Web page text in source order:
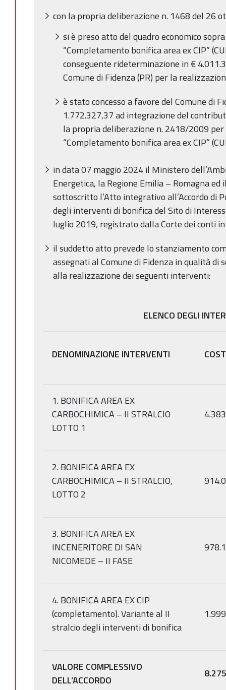
con la propria deliberazione n. 1468 del 26
si è preso atto del quadro economico
“Completamento bonifica area ex CIP”
conseguente rideterminazione in €
Comune di Fidenza (PR) per la
è stato concesso a favore del Comune di
1.772.327,37 ad integrazione del
la propria deliberazione n. 2418/2009
“Completamento bonifica area ex CIP”
in data 07 maggio 2024 il Ministero
Energetica, la Regione Emilia – Romagna ed
sottoscritto l’Atto integrativo all’Accordo di
degli interventi di bonifica del Sito di
luglio 2019, registrato dalla Corte dei conti
il suddetto atto prevede lo stanziamento
assegnati al Comune di Fidenza in qualità
alla realizzazione dei seguenti interventi:
ELENCO DEGLI
DENOMINAZIONE INTERVENTI
1. BONIFICA AREA EX
CARBOCHIMICA – II STRALCIO
LOTTO 1
2. BONIFICA AREA EX
CARBOCHIMICA – II STRALCIO,
LOTTO 2
3. BONIFICA AREA EX
INCENERITORE DI SAN
NICOMEDE – II FASE
4. BONIFICA AREA EX CIP
(completamento). Variante al II
stralcio degli interventi di bonifica
VALORE COMPLESSIVO
DELL’ACCORDO